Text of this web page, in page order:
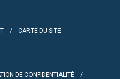
CARTE DU SITE
DE CONFIDENTIALITÉ